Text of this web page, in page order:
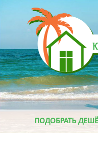
ПОДОБРАТЬ